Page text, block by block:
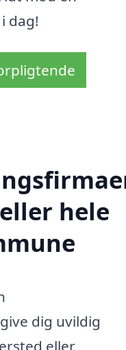
dag!
hele
dig uvildig
eller